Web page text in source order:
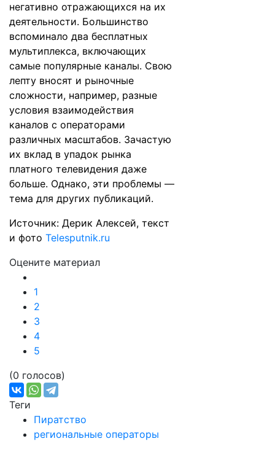
негативно отражающихся на их
деятельности. Большинство
вспоминало два бесплатных
мультиплекса, включающих
самые популярные каналы. Свою
лепту вносят и рыночные
сложности, например, разные
условия взаимодействия
каналов с операторами
различных масштабов. Зачастую
их вклад в упадок рынка
платного телевидения даже
больше. Однако, эти проблемы —
тема для других публикаций.
Источник: Дерик Алексей, текст
и фото Telesputnik.ru
Оцените материал
1
2
3
4
5
(0 голосов)
Теги
Пиратство
региональные операторы